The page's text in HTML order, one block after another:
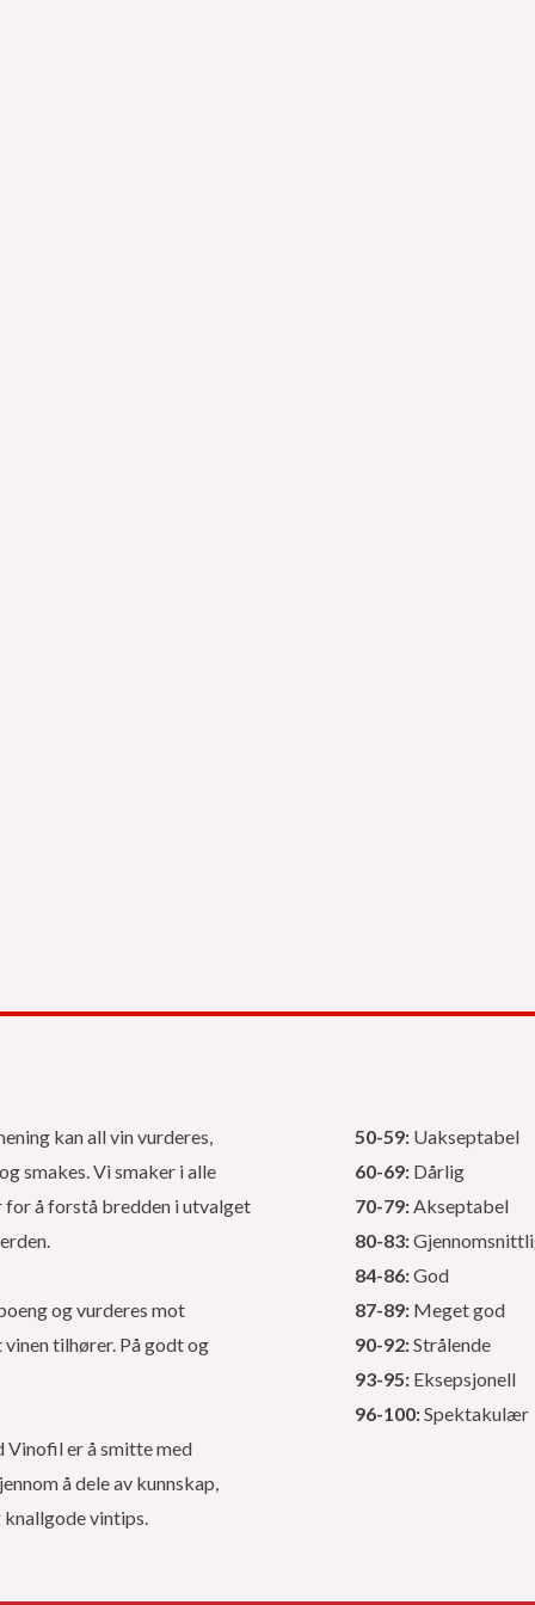
kan all vin vurderes,
smakes. Vi smaker i alle
for å forstå bredden i utvalget
og vurderes mot
vinen tilhører. På godt og
Vinofil er å smitte med
å dele av kunnskap,
vintips.
50-59: Uakseptabel
60-69: Dårlig
70-79:Akseptabel
80-83:
84-86:God
87-89: Meget god
90-92:Strålende
93-95: Eksepsjonell
96-100:Spektakulær